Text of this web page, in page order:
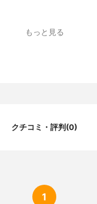
チキン生肉、乾燥チキン
、オーガニック乾燥ヒヨ
脂肪*、乾燥サーモン、
ニック乾燥にんじん、乾
フラクトオリゴ糖源）、
クパウダー、プロバイオ
もっと見る
クチコミ・評判(0)
1